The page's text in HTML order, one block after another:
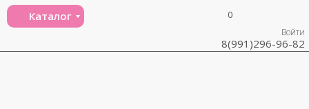
Каталог
Войти
0
8(991)296-96-82